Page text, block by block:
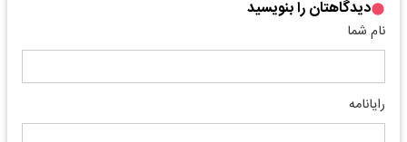
دیدگاهتان را بنویسید
نام شما
رایانامه